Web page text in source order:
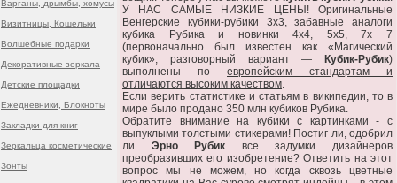
Варганы, дрымбы, хомусы
Визитницы, Кошельки
Волшебные подарки
Декоративные зеркала
Детские площадки
Ежедневники, Блокноты
Закладки для книг
Зеркальца косметические
Зонты
У НАС САМЫЕ НИЗКИЕ ЦЕНЫ! Оригинальные
Венгерские кубики-рубики 3х3, забавные аналоги
кубика Рубика и новинки 4х4, 5х5, 7х 7
(первоначально был известен как «Магический
кубик», разговорный вариант —
Кубик-Рубик)
выполнены по европейским стандартам и
отличаются высоким качеством.
Если верить статистике и статьям в википедии, то в
мире было продано 350 млн кубиков Рубика.
Обратите внимание на кубики с картинками - с
выпуклыми толстыми стикерами! Постиг ли, одобрил
ли Эрно Рубик все задумки дизайнеров
преобразивших его изобретение? Ответить на этот
вопрос мы не можем, но когда сквозь цветные